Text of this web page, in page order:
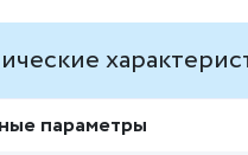
параметры